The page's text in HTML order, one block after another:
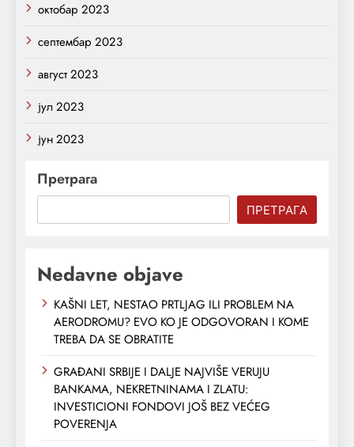
октобар 2023
септембар 2023
август 2023
јул 2023
јун 2023
Претрага
ПРЕТРАГА
Nedavne objave
KAŠNI LET, NESTAO PRTLJAG ILI PROBLEM NA
AERODROMU? EVO KO JE ODGOVORAN I KOME
TREBA DA SE OBRATITE
GRAĐANI SRBIJE I DALJE NAJVIŠE VERUJU
BANKAMA, NEKRETNINAMA I ZLATU:
INVESTICIONI FONDOVI JOŠ BEZ VEĆEG
POVERENJA